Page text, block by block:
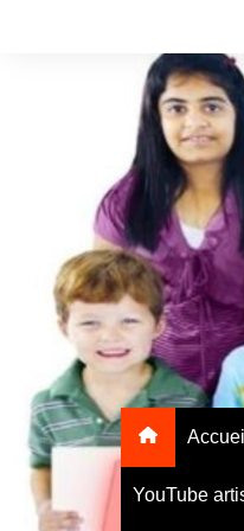
Accueil
YouTube